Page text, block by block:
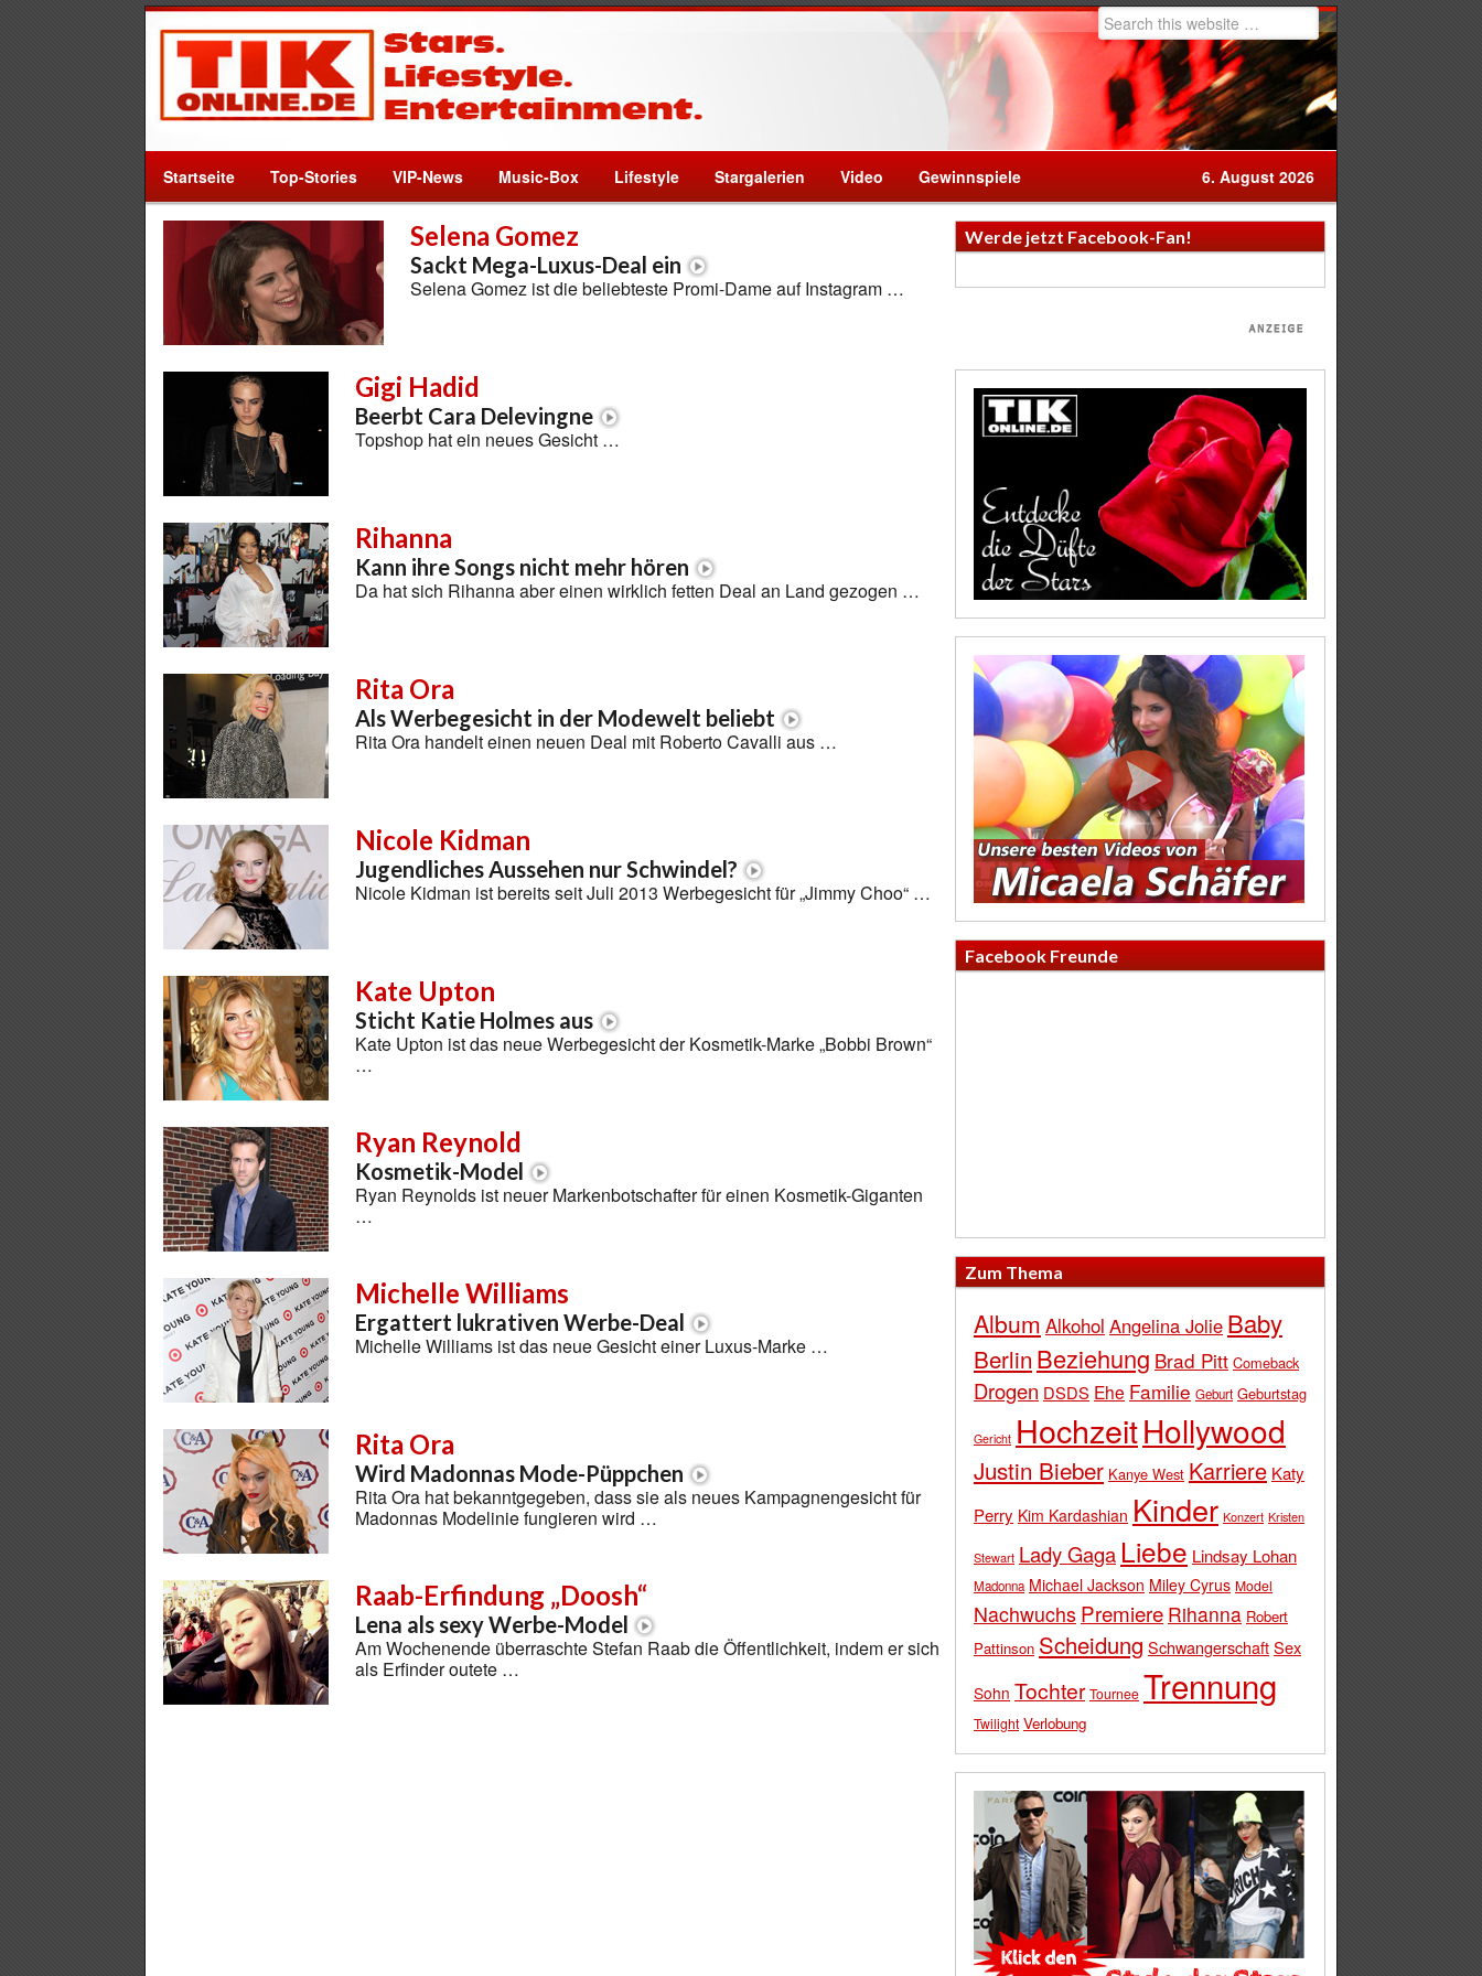
Startseite Top-Stories VIP-News Music-Box Lifestyle Stargalerien Video Gewinnspiele 6. August 2026
Selena Gomez
Sackt Mega-Luxus-Deal ein
Selena Gomez ist die beliebteste Promi-Dame auf Instagram …
Gigi Hadid
Beerbt Cara Delevingne
Topshop hat ein neues Gesicht …
Rihanna
Kann ihre Songs nicht mehr hören
Da hat sich Rihanna aber einen wirklich fetten Deal an Land gezogen …
Rita Ora
Als Werbegesicht in der Modewelt beliebt
Rita Ora handelt einen neuen Deal mit Roberto Cavalli aus …
Nicole Kidman
Jugendliches Aussehen nur Schwindel?
Nicole Kidman ist bereits seit Juli 2013 Werbegesicht für „Jimmy Choo“ …
Kate Upton
Sticht Katie Holmes aus
Kate Upton ist das neue Werbegesicht der Kosmetik-Marke „Bobbi Brown“
…
Ryan Reynold
Kosmetik-Model
Ryan Reynolds ist neuer Markenbotschafter für einen Kosmetik-Giganten
…
Michelle Williams
Ergattert lukrativen Werbe-Deal
Michelle Williams ist das neue Gesicht einer Luxus-Marke …
Rita Ora
Wird Madonnas Mode-Püppchen
Rita Ora hat bekanntgegeben, dass sie als neues Kampagnengesicht für
Madonnas Modelinie fungieren wird …
Raab-Erfindung „Doosh“
Lena als sexy Werbe-Model
Am Wochenende überraschte Stefan Raab die Öffentlichkeit, indem er sich
als Erfinder outete …
Werde jetzt Facebook-Fan!
Facebook Freunde
Zum Thema
Album Alkohol Angelina Jolie Baby
Berlin Beziehung Brad Pitt Comeback
Drogen DSDS Ehe Familie Geburt Geburtstag
Gericht HochzeitHollywood
Justin Bieber Kanye West Karriere Katy
Perry Kim Kardashian Kinder Konzert Kristen
Stewart Lady Gaga Liebe Lindsay Lohan
Madonna Michael Jackson Miley Cyrus Model
Nachwuchs Premiere Rihanna Robert
Pattinson Scheidung SchwangerschaftSex
Sohn Tochter Tournee Trennung
Twilight Verlobung